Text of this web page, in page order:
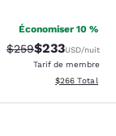
Économiser 10 %
Tarif barré :
$259Tarif réduit :
$233USD/nuit
Tarif de membre
Afficher les
$266 Total